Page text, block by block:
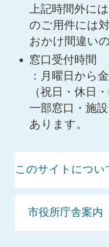
上記時間外に
のご用件には
おかけ間違い
窓口受付時間
：月曜日から
（祝日・休日
一部窓口・施
あります。
このサイトについ
市役所庁舎案内